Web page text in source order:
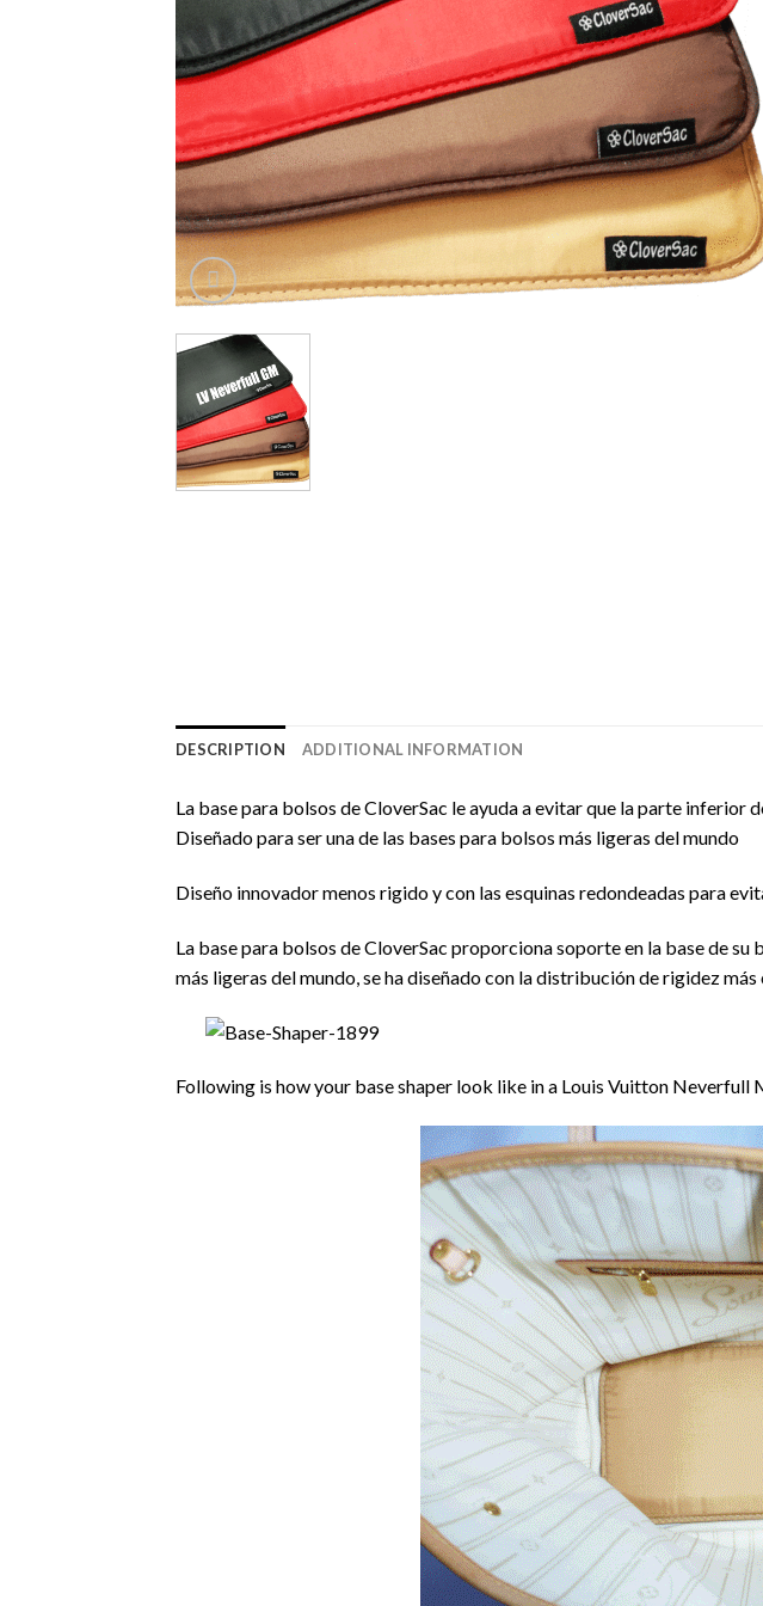
DESCRIPTION ADDITIONAL INFORMATION
La base para bolsos de CloverSac le ayuda a evitar que la parte inferior
Diseñado para ser una de las bases para bolsos más ligeras del mundo
Diseño innovador menos rigido y con las esquinas redondeadas para
La base para bolsos de CloverSac proporciona soporte en la base de su
más ligeras del mundo, se ha diseñado con la distribución de rigidez
Following is how your base shaper look like in a Louis Vuitton Neverfull